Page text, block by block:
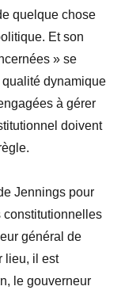
quelque chose
Et son
» se
dynamique
à gérer
doivent
Jennings pour
constitutionnelles
général de
lieu, il est
le gouverneur